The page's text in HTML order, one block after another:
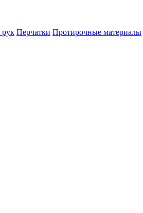
рук Перчатки Протирочные материалы